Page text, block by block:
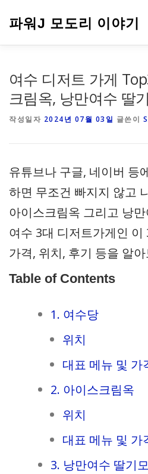
파워J 모도리 이야기
여수 디저트 가게
크림옥, 낭만여수 딸
작성일자 2024년 07월 03일 글쓴이
유튜브나 구글, 네이버 등
하면 무조건 빠지지 않고
아이스크림옥 그리고 낭
여수 3대 디저트가게인
가격, 위치, 후기 등을 알
Table of Contents
1. 여수당
위치
대표 메뉴 및 가
2. 아이스크림옥
위치
대표 메뉴 및 가
3. 낭만여수 딸기